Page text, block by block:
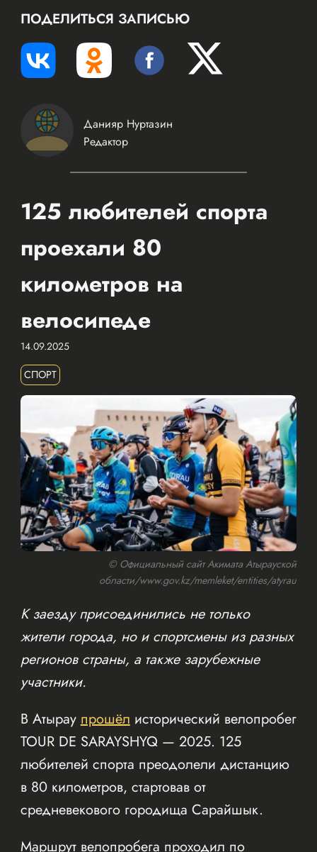
ПОДЕЛИТЬСЯ ЗАПИСЬЮ
Данияр Нуртазин
Редактор
125 любителей спорта
проехали 80
километров на
велосипеде
14.09.2025
СПОРТ
© Официальный сайт Акимата Атырауской
области/www.gov.kz/memleket/entities/atyrau
К заезду присоединились не только
жители города, но и спортсмены из разных
регионов страны, а также зарубежные
участники.
В Атырау прошёл исторический велопробег
TOUR DE SARAYSHYQ — 2025. 125
любителей спорта преодолели дистанцию
в 80 километров, стартовав от
средневекового городища Сарайшык.
Маршрут велопробега проходил по